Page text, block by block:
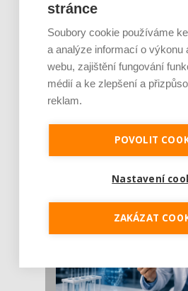
Je jen pro sportovce,
v oblasti zdraví, výživy i
se o ně...
stránce
Soubory cookie používáme
a analýze informací o výkonu
webu, zajištění fungování
médií a ke zlepšení a
reklam.
POVOLIT
Nastavení
ZAKÁZAT